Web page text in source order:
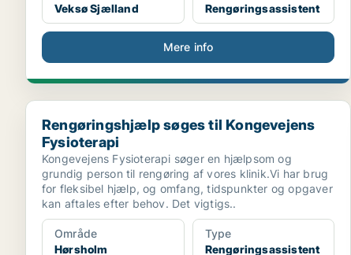
Veksø Sjælland
Rengøringsassistent
Mere info
Rengøringshjælp søges til Kongevejens Fysioterapi
Rengøringshjælp søges til Kongevejens
Fysioterapi
Kongevejens Fysioterapi søger en hjælpsom og
grundig person til rengøring af vores klinik.Vi har brug
for fleksibel hjælp, og omfang, tidspunkter og opgaver
kan aftales efter behov. Det vigtigs..
Område
Hørsholm
Type
Rengøringsassistent